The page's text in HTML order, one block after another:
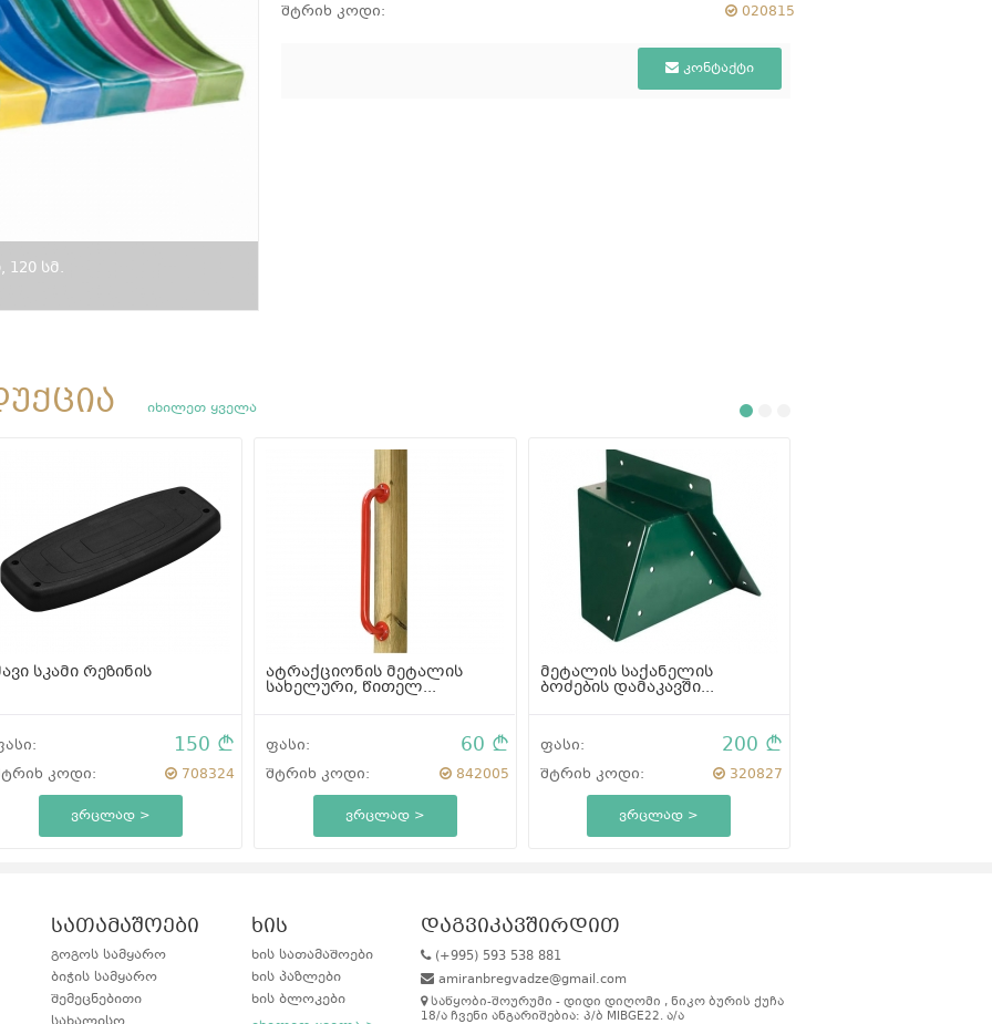
სმ.
შტრიხ კოდი: 020815
კონტაქტი
იხილეთ ყველა
სკამი რეზინის
150
კოდი: 708324
ვრცლად >
ატრაქციონის მეტალის
სახელური, წითელ...
ფასი: 60
შტრიხ კოდი: 842005
ვრცლად >
მეტალის საქანელის
ბოძების დამაკავში...
ფასი: 200
შტრიხ კოდი: 320827
ვრცლად >
სათამაშოები
გოგოს სამყარო
ბიჭის სამყარო
შემეცნებითი
ხის
ხის სათამაშოები
ხის პაზლები
ხის ბლოკები
დაგვიკავშირდით
(+995) 593 538 881
amiranbregvadze@gmail.com
საწყობი-შოურუმი - დიდი დიღომი , ნიკო ბურის ქუჩა
18/ა ჩვენი ანგარიშებია: პ/ბ MIBGE22. ა/ა